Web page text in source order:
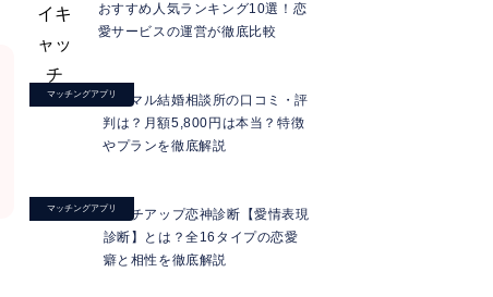
おすすめ人気ランキング10選！恋
愛サービスの運営が徹底比較
マッチングアプリミニマル結婚相談所の口コミ・評
判は？月額5,800円は本当？特徴
やプランを徹底解説
マッチングアプリマッチアップ恋神診断【愛情表現
診断】とは？全16タイプの恋愛
癖と相性を徹底解説